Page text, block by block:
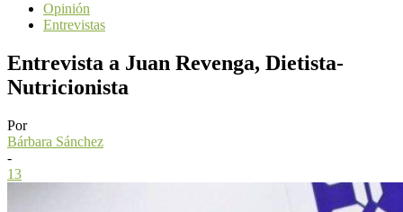
Opinión
Entrevistas
Entrevista a Juan Revenga, Dietista-
Nutricionista
Por
Bárbara Sánchez
-
13